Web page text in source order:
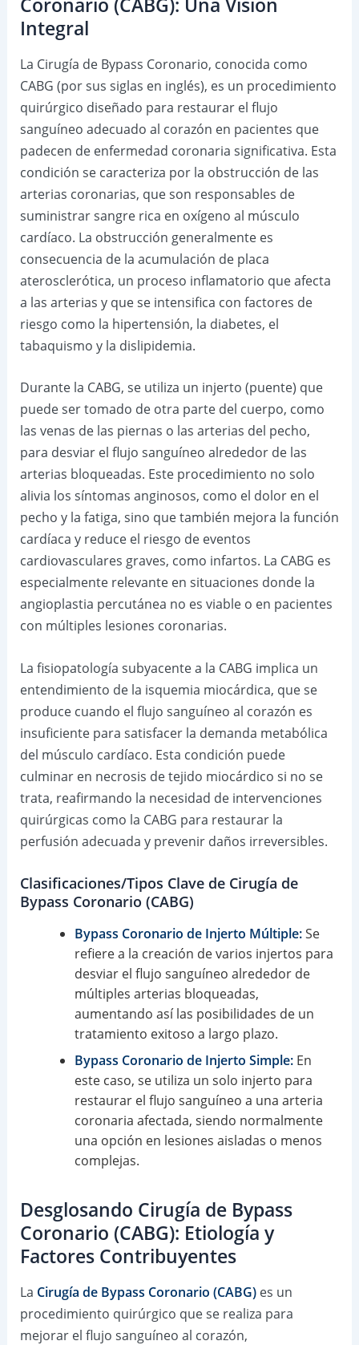
Coronario (CABG): Una Visión
Integral
La Cirugía de Bypass Coronario, conocida como
CABG (por sus siglas en inglés), es un procedimiento
quirúrgico diseñado para restaurar el flujo
sanguíneo adecuado al corazón en pacientes que
padecen de enfermedad coronaria significativa. Esta
condición se caracteriza por la obstrucción de las
arterias coronarias, que son responsables de
suministrar sangre rica en oxígeno al músculo
cardíaco. La obstrucción generalmente es
consecuencia de la acumulación de placa
aterosclerótica, un proceso inflamatorio que afecta
a las arterias y que se intensifica con factores de
riesgo como la hipertensión, la diabetes, el
tabaquismo y la dislipidemia.
Durante la CABG, se utiliza un injerto (puente) que
puede ser tomado de otra parte del cuerpo, como
las venas de las piernas o las arterias del pecho,
para desviar el flujo sanguíneo alrededor de las
arterias bloqueadas. Este procedimiento no solo
alivia los síntomas anginosos, como el dolor en el
pecho y la fatiga, sino que también mejora la función
cardíaca y reduce el riesgo de eventos
cardiovasculares graves, como infartos. La CABG es
especialmente relevante en situaciones donde la
angioplastia percutánea no es viable o en pacientes
con múltiples lesiones coronarias.
La fisiopatología subyacente a la CABG implica un
entendimiento de la isquemia miocárdica, que se
produce cuando el flujo sanguíneo al corazón es
insuficiente para satisfacer la demanda metabólica
del músculo cardíaco. Esta condición puede
culminar en necrosis de tejido miocárdico si no se
trata, reafirmando la necesidad de intervenciones
quirúrgicas como la CABG para restaurar la
perfusión adecuada y prevenir daños irreversibles.
Clasificaciones/Tipos Clave de Cirugía de
Bypass Coronario (CABG)
Bypass Coronario de Injerto Múltiple:Se
refiere a la creación de varios injertos para
desviar el flujo sanguíneo alrededor de
múltiples arterias bloqueadas,
aumentando así las posibilidades de un
tratamiento exitoso a largo plazo.
Bypass Coronario de Injerto Simple:En
este caso, se utiliza un solo injerto para
restaurar el flujo sanguíneo a una arteria
coronaria afectada, siendo normalmente
una opción en lesiones aisladas o menos
complejas.
Desglosando Cirugía de Bypass
Coronario (CABG): Etiología y
Factores Contribuyentes
La Cirugía de Bypass Coronario (CABG)es un
procedimiento quirúrgico que se realiza para
mejorar el flujo sanguíneo al corazón,